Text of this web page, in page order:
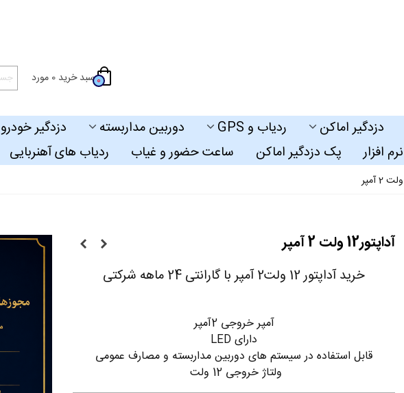
0سبد خرید 0 مورد
دزدگیر اماکن ردیاب و GPS دوربین مداربسته دزدگیر خودرو
نرم افزار پک دزدگیر اماکن ساعت حضور و غیاب ردیاب های آهنربایی
آداپتور12 ولت 2 آمپر
خرید آداپتور 12 ولت2 آمپر با گارانتی 24 ماهه شرکتی
آمپر خروجی 2آمپر
دارای LED
قابل استفاده در سیستم های دوربین مداربسته و مصارف عمومی
ولتاژ خروجی 12 ولت